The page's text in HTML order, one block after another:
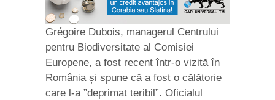
Grégoire Dubois, managerul Centrului
pentru Biodiversitate al Comisiei
Europene, a fost recent într-o vizită în
România și spune că a fost o călătorie
care l-a ”deprimat teribil”. Oficialul